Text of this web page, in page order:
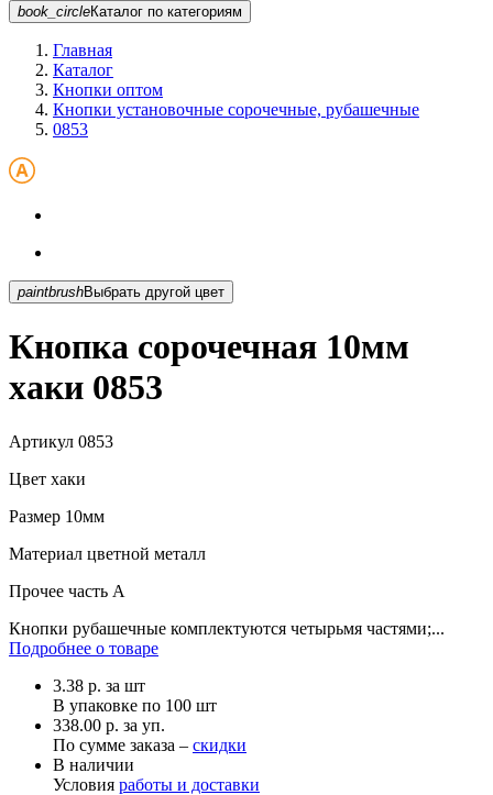
book_circleКаталог по категориям
Главная
Каталог
Кнопки оптом
Кнопки установочные сорочечные, рубашечные
0853
paintbrush Выбрать другой цвет
Кнопка сорочечная 10мм
хаки 0853
Артикул 0853
Цвет хаки
Размер 10мм
Материал цветной металл
Прочее часть A
Кнопки рубашечные комплектуются четырьмя частями;...
Подробнее о товаре
3.38 р. за шт
В упаковке по 100 шт
338.00 р. за уп.
По сумме заказа – скидки
В наличии
Условия работы и доставки